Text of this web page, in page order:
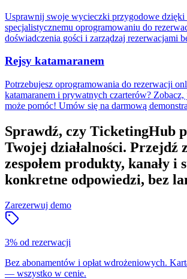
Usprawnij swoje wycieczki przygodowe dzięki
specjalistycznemu oprogramowaniu do
doświadczenia gości i zarządzaj rezerwacjami
Rejsy katamaranem
Potrzebujesz oprogramowania do rezerwacji
katamaranem i prywatnych czarterów?
może pomóc! Umów się na darmową
Sprawdź, czy TicketingHub
Twojej działalności. Przejdź
zespołem produkty, kanały
konkretne odpowiedzi, bez
Zarezerwuj demo
3% od rezerwacji
Bez abonamentów i opłat wdrożeniowych.
— wszystko w cenie.